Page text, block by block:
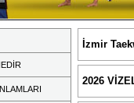
İzmir
2026